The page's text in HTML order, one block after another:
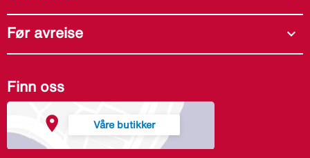
Før avreise expand_more
Finn oss
Våre butikker